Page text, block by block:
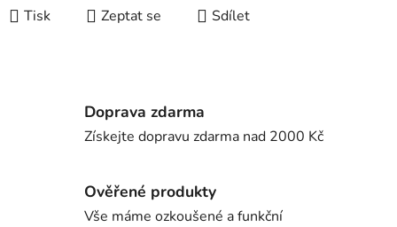
Tisk Zeptat se Sdílet
Doprava zdarma
Získejte dopravu zdarma nad 2000 Kč
Ověřené produkty
Vše máme ozkoušené a funkční